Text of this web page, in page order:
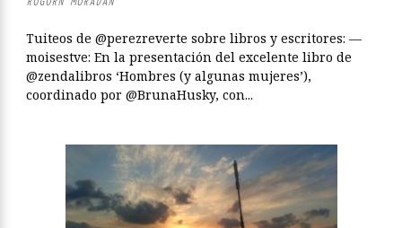
Tuiteos de @perezreverte sobre libros y escritores: —
moisestve: En la presentación del excelente libro de
@zendalibros ‘Hombres (y algunas mujeres’),
coordinado por @BrunaHusky, con...